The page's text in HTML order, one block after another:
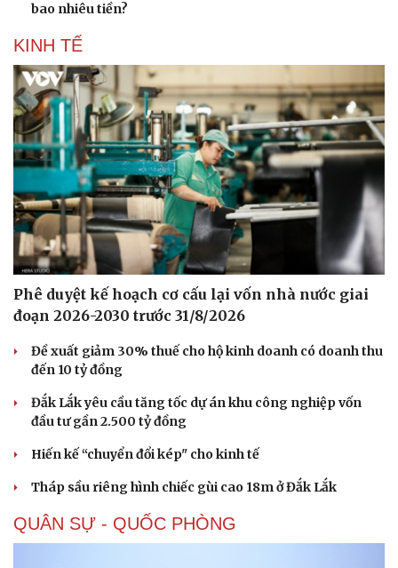
Sức khỏe
Dinh dưỡng - món ngon
Cây thuốc
Nhi khoa
Nam khoa
Phòng mạch online
Ăn sạch sống khỏe
Đời sống
Nhà đẹp
bao nhiêu tiền?
KINH TẾ
Phê duyệt kế hoạch cơ cấu lại vốn nhà nước giai
đoạn 2026-2030 trước 31/8/2026
Đề xuất giảm 30% thuế cho hộ kinh doanh có doanh thu
đến 10 tỷ đồng
Đắk Lắk yêu cầu tăng tốc dự án khu công nghiệp vốn
đầu tư gần 2.500 tỷ đồng
Hiến kế “chuyển đổi kép" cho kinh tế
Tháp sầu riêng hình chiếc gùi cao 18m ở Đắk Lắk
QUÂN SỰ - QUỐC PHÒNG